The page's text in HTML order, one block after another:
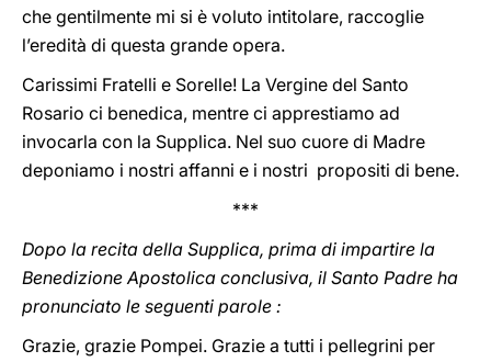
che gentilmente mi si è voluto intitolare, raccoglie
l’eredità di questa grande opera.
Carissimi Fratelli e Sorelle! La Vergine del Santo
Rosario ci benedica, mentre ci apprestiamo ad
invocarla con la Supplica. Nel suo cuore di Madre
deponiamo i nostri affanni e i nostri propositi di bene.
***
Dopo la recita della Supplica, prima di impartire la
Benedizione Apostolica conclusiva, il Santo Padre ha
pronunciato le seguenti parole :
Grazie, grazie Pompei. Grazie a tutti i pellegrini per